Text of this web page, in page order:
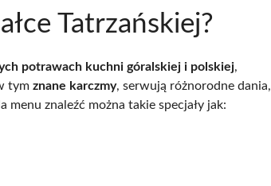
Tatrzańskiej?
potrawach kuchni góralskiej i polskiej,
tym znane karczmy, serwują różnorodne dania,
znaleźć można takie specjały jak: